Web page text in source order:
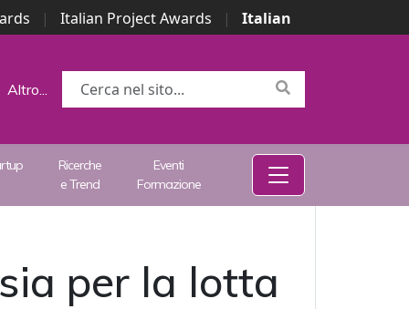
| Italian Project Awards |
Italian
Altro...
Ricerche
e Trend
Eventi
Formazione
per la lotta